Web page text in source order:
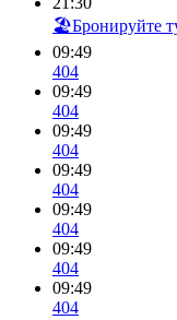
🏖️Бронируйте
09:49
404
09:49
404
09:49
404
09:49
404
09:49
404
09:49
404
09:49
404